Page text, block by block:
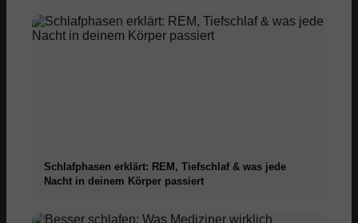
Schlafphasen erklärt: REM, Tiefschlaf & was jede
Nacht in deinem Körper passiert